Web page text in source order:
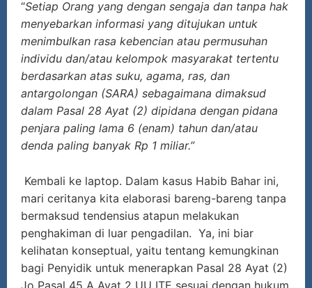
“Setiap Orang yang dengan sengaja dan tanpa hak
menyebarkan informasi yang ditujukan untuk
menimbulkan rasa kebencian atau permusuhan
individu dan/atau kelompok masyarakat tertentu
berdasarkan atas suku, agama, ras, dan
antargolongan (SARA) sebagaimana dimaksud
dalam Pasal 28 Ayat (2) dipidana dengan pidana
penjara paling lama 6 (enam) tahun dan/atau
denda paling banyak Rp 1 miliar.”
Kembali ke laptop. Dalam kasus Habib Bahar ini,
mari ceritanya kita elaborasi bareng-bareng tanpa
bermaksud tendensius atapun melakukan
penghakiman di luar pengadilan. Ya, ini biar
kelihatan konseptual, yaitu tentang kemungkinan
bagi Penyidik untuk menerapkan Pasal 28 Ayat (2)
Jo Pasal 45 A Ayat 2 UU ITE sesuai dengan hukum